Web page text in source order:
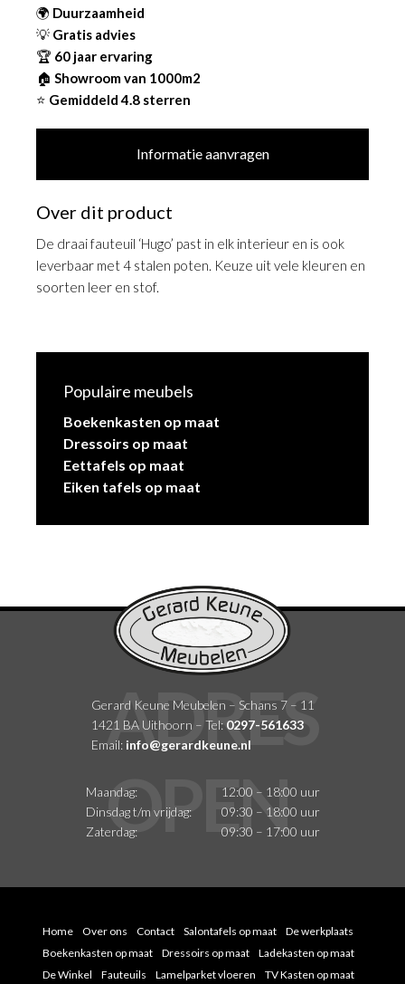
Populaire meubels
Boekenkasten op maat
Dressoirs op maat
Eettafels op maat
Eiken tafels op maat
🌍 Duurzaamheid
💡 Gratis advies
🏆 60 jaar ervaring
🏠 Showroom van 1000m2
⭐ Gemiddeld 4.8 sterren
Informatie aanvragen
Over dit product
De draai fauteuil ‘Hugo’ past in elk interieur en is ook
leverbaar met 4 stalen poten. Keuze uit vele kleuren en
soorten leer en stof.
Gerard Keune Meubelen – Schans 7 – 11
1421 BA Uithoorn – Tel: 0297-561633
Email: info@gerardkeune.nl
Maandag:
12:00 – 18:00 uur
Dinsdag t/m vrijdag:
09:30 – 18:00 uur
Zaterdag:
09:30 – 17:00 uur
Home Over ons Contact Salontafels op maat
De werkplaats
Boekenkasten op maat
Dressoirs op maat
Ladekasten op maat
De Winkel
Fauteuils Lamelparket vloeren TV Kasten op maat